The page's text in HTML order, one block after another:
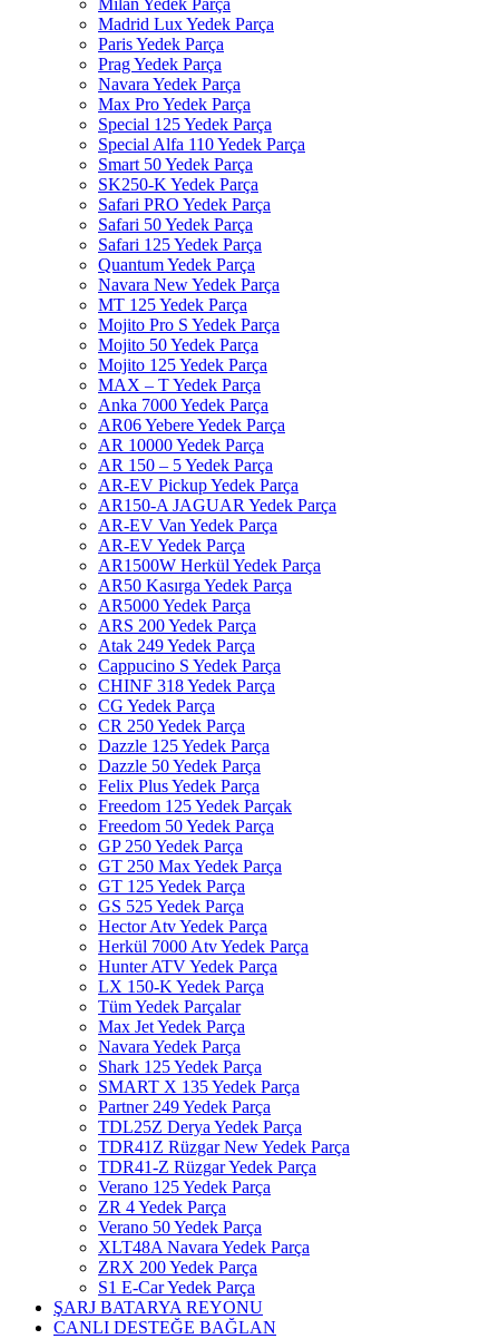
Milan Yedek Parça
Madrid Lux Yedek Parça
Paris Yedek Parça
Prag Yedek Parça
Navara Yedek Parça
Max Pro Yedek Parça
Special 125 Yedek Parça
Special Alfa 110 Yedek Parça
Smart 50 Yedek Parça
SK250-K Yedek Parça
Safari PRO Yedek Parça
Safari 50 Yedek Parça
Safari 125 Yedek Parça
Quantum Yedek Parça
Navara New Yedek Parça
MT 125 Yedek Parça
Mojito Pro S Yedek Parça
Mojito 50 Yedek Parça
Mojito 125 Yedek Parça
MAX – T Yedek Parça
Anka 7000 Yedek Parça
AR06 Yebere Yedek Parça
AR 10000 Yedek Parça
AR 150 – 5 Yedek Parça
AR-EV Pickup Yedek Parça
AR150-A JAGUAR Yedek Parça
AR-EV Van Yedek Parça
AR-EV Yedek Parça
AR1500W Herkül Yedek Parça
AR50 Kasırga Yedek Parça
AR5000 Yedek Parça
ARS 200 Yedek Parça
Atak 249 Yedek Parça
Cappucino S Yedek Parça
CHINF 318 Yedek Parça
CG Yedek Parça
CR 250 Yedek Parça
Dazzle 125 Yedek Parça
Dazzle 50 Yedek Parça
Felix Plus Yedek Parça
Freedom 125 Yedek Parçak
Freedom 50 Yedek Parça
GP 250 Yedek Parça
GT 250 Max Yedek Parça
GT 125 Yedek Parça
GS 525 Yedek Parça
Hector Atv Yedek Parça
Herkül 7000 Atv Yedek Parça
Hunter ATV Yedek Parça
LX 150-K Yedek Parça
Tüm Yedek Parçalar
Max Jet Yedek Parça
Navara Yedek Parça
Shark 125 Yedek Parça
SMART X 135 Yedek Parça
Partner 249 Yedek Parça
TDL25Z Derya Yedek Parça
TDR41Z Rüzgar New Yedek Parça
TDR41-Z Rüzgar Yedek Parça
Verano 125 Yedek Parça
ZR 4 Yedek Parça
Verano 50 Yedek Parça
XLT48A Navara Yedek Parça
ZRX 200 Yedek Parça
S1 E-Car Yedek Parça
ŞARJ BATARYA REYONU
CANLI DESTEĞE BAĞLAN